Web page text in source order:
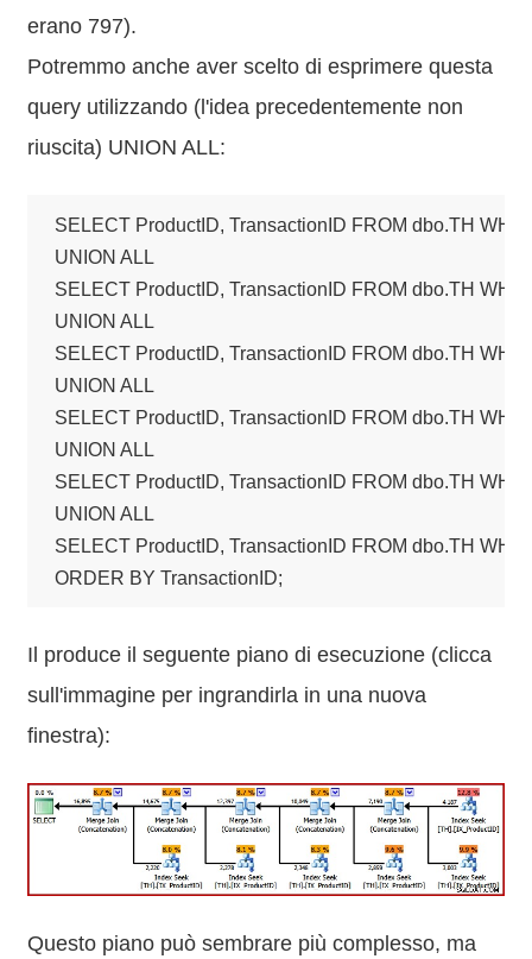
erano 797).
Potremmo anche aver scelto di esprimere questa
query utilizzando (l'idea precedentemente non
riuscita) UNION ALL:
SELECT ProductID, TransactionID FROM dbo.TH
UNION ALL
SELECT ProductID, TransactionID FROM dbo.TH
UNION ALL
SELECT ProductID, TransactionID FROM dbo.TH
UNION ALL
SELECT ProductID, TransactionID FROM dbo.TH
UNION ALL
SELECT ProductID, TransactionID FROM dbo.TH
UNION ALL
SELECT ProductID, TransactionID FROM dbo.TH
ORDER BY TransactionID;
Il produce il seguente piano di esecuzione (clicca
sull'immagine per ingrandirla in una nuova
finestra):
Questo piano può sembrare più complesso, ma